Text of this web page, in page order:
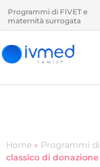
Programmi di FIVET e
maternità surrogata
Home » Programmi
classico di